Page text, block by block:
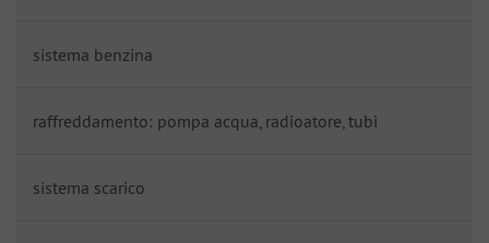
sistema benzina
raffreddamento: pompa acqua, radioatore, tubi
sistema scarico